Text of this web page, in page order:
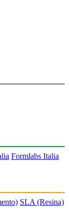
Formlabs Italia
SLA (Resina)